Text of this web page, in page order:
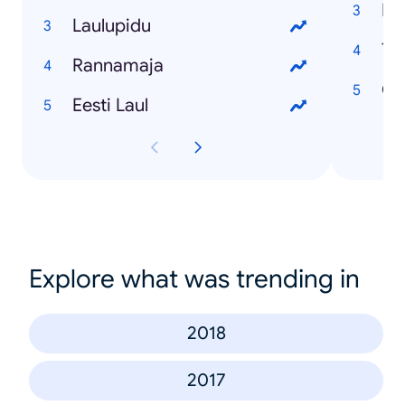
Laulupidu
Rannamaja
Eesti Laul
Explore what was trending in
2018
2017